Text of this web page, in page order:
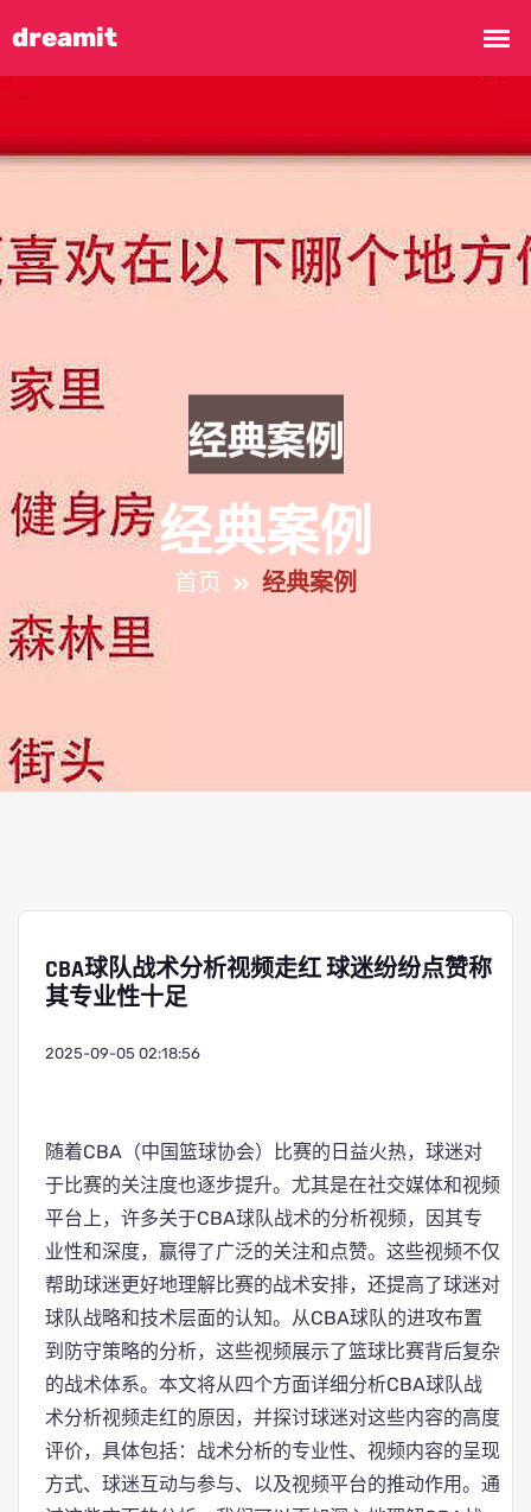
经典案例
首页 经典案例
CBA球队战术分析视频走红 球迷纷纷点赞称
其专业性十足
2025-09-05 02:18:56
随着CBA（中国篮球协会）比赛的日益火热，球迷对
于比赛的关注度也逐步提升。尤其是在社交媒体和视频
平台上，许多关于CBA球队战术的分析视频，因其专
业性和深度，赢得了广泛的关注和点赞。这些视频不仅
帮助球迷更好地理解比赛的战术安排，还提高了球迷对
球队战略和技术层面的认知。从CBA球队的进攻布置
到防守策略的分析，这些视频展示了篮球比赛背后复杂
的战术体系。本文将从四个方面详细分析CBA球队战
术分析视频走红的原因，并探讨球迷对这些内容的高度
评价，具体包括：战术分析的专业性、视频内容的呈现
方式、球迷互动与参与、以及视频平台的推动作用。通